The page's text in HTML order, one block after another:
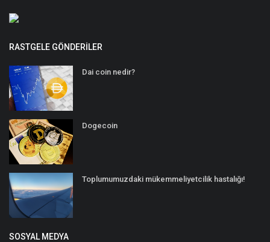
RASTGELE GÖNDERILER
Dai coin nedir?
Dogecoin
Toplumumuzdaki mükemmeliyetcilik hastalığı!
SOSYAL MEDYA